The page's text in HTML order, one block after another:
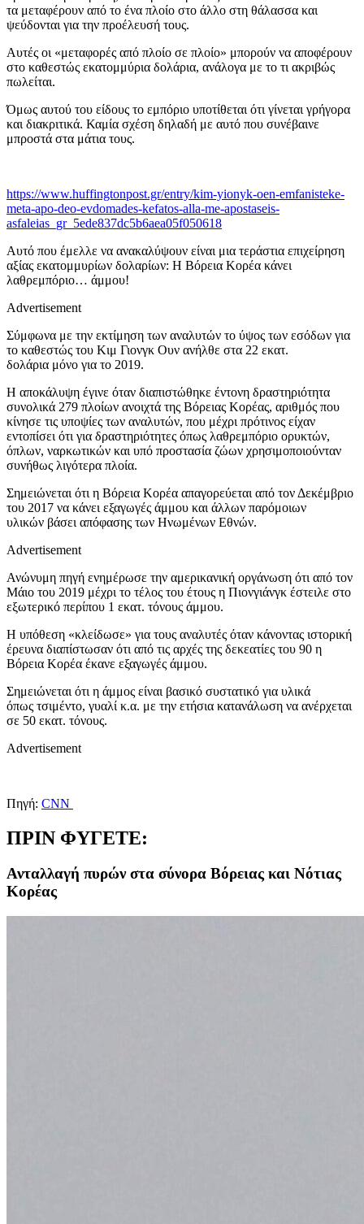
τα μεταφέρουν από το ένα πλοίο στο άλλο στη θάλασσα και
ψεύδονται για την προέλευσή τους.
Αυτές οι «μεταφορές από πλοίο σε πλοίο» μπορούν να αποφέρουν
στο καθεστώς εκατομμύρια δολάρια, ανάλογα με το τι ακριβώς
πωλείται.
Όμως αυτού του είδους το εμπόριο υποτίθεται ότι γίνεται γρήγορα
και διακριτικά. Καμία σχέση δηλαδή με αυτό που συνέβαινε
μπροστά στα μάτια τους.
https://www.huffingtonpost.gr/entry/kim-yionyk-oen-emfanisteke-
meta-apo-deo-evdomades-kefatos-alla-me-apostaseis-
asfaleias_gr_5ede837dc5b6aea05f050618
Αυτό που έμελλε να ανακαλύψουν είναι μια τεράστια επιχείρηση
αξίας εκατομμυρίων δολαρίων: Η Βόρεια Κορέα κάνει
λαθρεμπόριο… άμμου!
Advertisement
Σύμφωνα με την εκτίμηση των αναλυτών το ύψος των εσόδων για
το καθεστώς του Κιμ Γιονγκ Ουν ανήλθε στα 22 εκατ.
δολάρια μόνο για το 2019.
Η αποκάλυψη έγινε όταν διαπιστώθηκε έντονη δραστηριότητα
συνολικά 279 πλοίων ανοιχτά της Βόρειας Κορέας, αριθμός που
κίνησε τις υποψίες των αναλυτών, που μέχρι πρότινος είχαν
εντοπίσει ότι για δραστηριότητες όπως λαθρεμπόριο ορυκτών,
όπλων, ναρκωτικών και υπό προστασία ζώων χρησιμοποιούνταν
συνήθως λιγότερα πλοία.
Σημειώνεται ότι η Βόρεια Κορέα απαγορεύεται από τον Δεκέμβριο
του 2017 να κάνει εξαγωγές άμμου και άλλων παρόμοιων
υλικών βάσει απόφασης των Ηνωμένων Εθνών.
Advertisement
Ανώνυμη πηγή ενημέρωσε την αμερικανική οργάνωση ότι από τον
Μάιο του 2019 μέχρι το τέλος του έτους η Πιονγιάνγκ έστειλε στο
εξωτερικό περίπου 1 εκατ. τόνους άμμου.
Η υπόθεση «κλείδωσε» για τους αναλυτές όταν κάνοντας ιστορική
έρευνα διαπίστωσαν ότι από τις αρχές της δεκεατίες του 90 η
Βόρεια Κορέα έκανε εξαγωγές άμμου.
Σημειώνεται ότι η άμμος είναι βασικό συστατικό για υλικά
όπως τσιμέντο, γυαλί κ.α. με την ετήσια κατανάλωση να ανέρχεται
σε 50 εκατ. τόνους.
Advertisement
Πηγή: CNN
ΠΡΙΝ ΦΥΓΕΤΕ:
Ανταλλαγή πυρών στα σύνορα Βόρειας και Νότιας
Κορέας